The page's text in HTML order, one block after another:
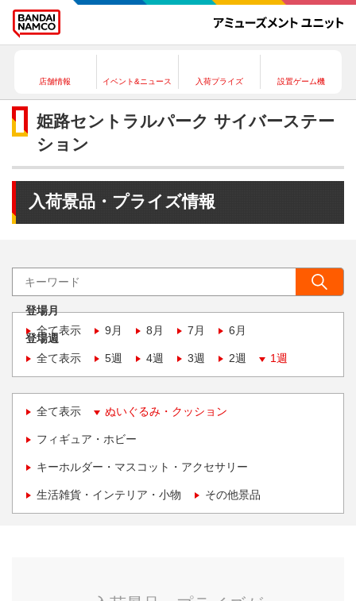
店舗情報 イベント&ニュース 入荷プライズ 設置ゲーム機
姫路セントラルパーク サイバーステー
ション
入荷景品・プライズ情報
登場月
全て表示
9月 8月 7月 6月
登場週
全て表示
5週 4週 3週 2週 1週
全て表示 ぬいぐるみ・クッション
フィギュア・ホビー
キーホルダー・マスコット・アクセサリー
生活雑貨・インテリア・小物 その他景品